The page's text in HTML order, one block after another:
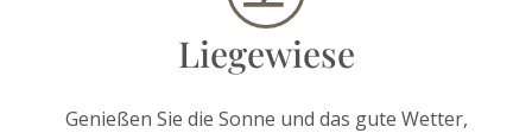
Liegewiese
Genießen Sie die Sonne und das gute Wetter,